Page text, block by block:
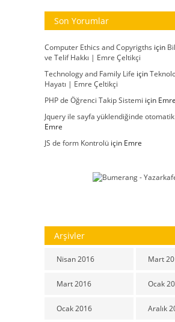
Son Yorumlar
Computer Ethics and Copyrigths için
ve Telif Hakkı | Emre Çeltikçi
Technology and Family Life için
Hayatı | Emre Çeltikçi
PHP de Öğrenci Takip Sistemi için Emre
Jquery ile sayfa yüklendiğinde otomatik
Emre
JS de form Kontrolü için Emre
Arşivler
Nisan 2016
Mart 2016
Ocak 2016
Mart
Ocak
Aralık